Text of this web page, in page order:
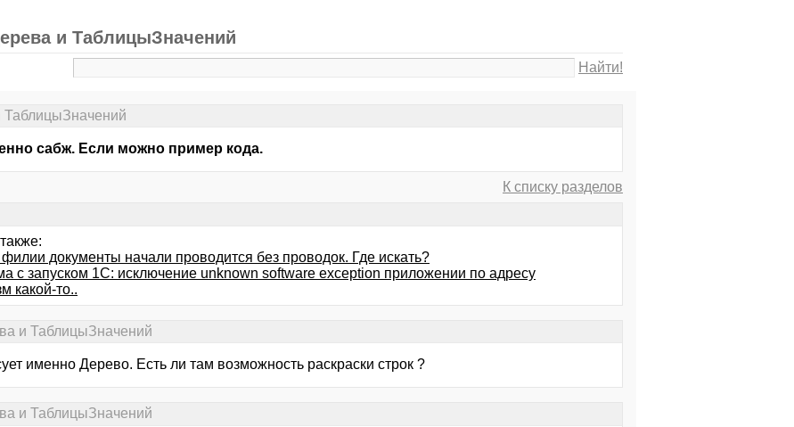
и ТаблицыЗначений
Найти!
ТаблицыЗначений
сабж. Если можно пример кода.
К списку разделов
документы начали проводится без проводок. Где искать?
с запуском 1С: исключение unknown software exception приложении по адресу
какой-то..
и ТаблицыЗначений
именно Дерево. Есть ли там возможность раскраски строк ?
и ТаблицыЗначений